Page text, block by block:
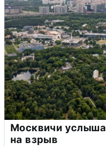
Москвичи
на взрыв